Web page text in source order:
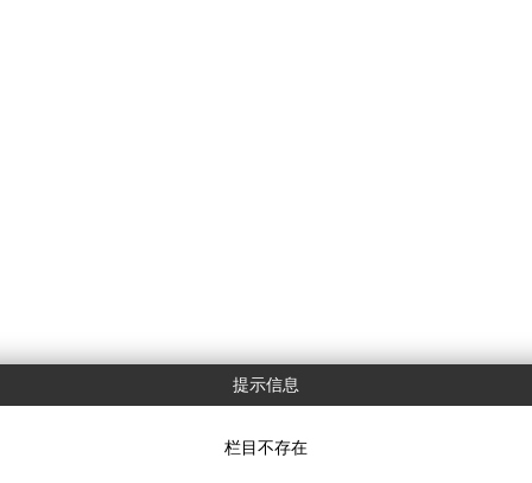
提示信息
栏目不存在